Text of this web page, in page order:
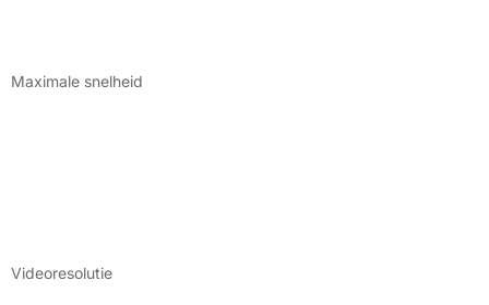
Maximale snelheid
Videoresolutie